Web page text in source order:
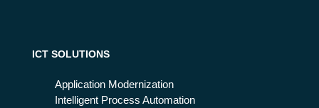
ICT SOLUTIONS
Application Modernization
Intelligent Process Automation